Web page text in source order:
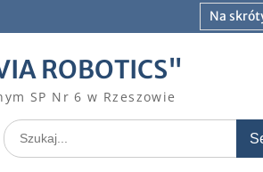
Na
ROBOTICS"
SP Nr 6 w Rzeszowie
Search
for: